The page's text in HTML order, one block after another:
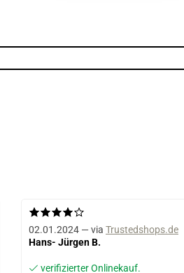
02.01.2024 — via Trustedshops.de
Hans- Jürgen B.
verifizierter Onlinekauf.